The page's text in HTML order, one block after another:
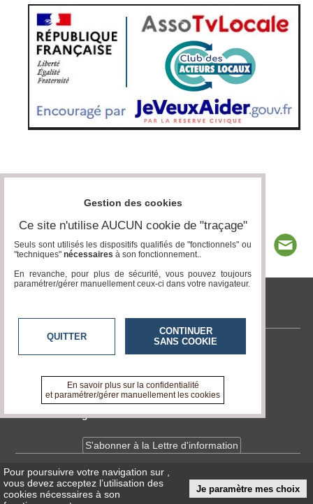
www.acteurs-locaux.fr
Contactez-nous
A propos de www.acteurs-locaux.fr
Devenir délégué
S'abonner à la Lettre d'information
InfosCNIL/RGPD
Conditions Générales d'Utilisation
Pour poursuivre votre navigation sur
vous devez acceptez l’utilisation des
cookies nécessaires à son
Je paramètre mes choix
Gestion des cookies
Ce site n'utilise AUCUN cookie de "traçage"
Seuls sont utilisés les dispositifs qualifiés de "fonctionnels" ou
"techniques" nécessaires à son fonctionnement..
En revanche, pour plus de sécurité, vous pouvez toujours
paramétrer/gérer manuellement ceux-ci dans votre navigateur.
QUITTER
CONTINUER
SANS COOKIE
En savoir plus sur la confidentialité
et paramétrer/gérer manuellement les cookies